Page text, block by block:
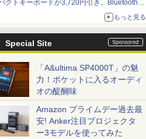
クトキーボードが3,720円引き。Bluetoothで3
もっと見る
Special Site
「A&ultima SP4000T」の魅
力！ポケットに入るオーディ
オの醍醐味
Amazon プライムデー過去最
安! Anker注目プロジェクタ
ー3モデルを使ってみた